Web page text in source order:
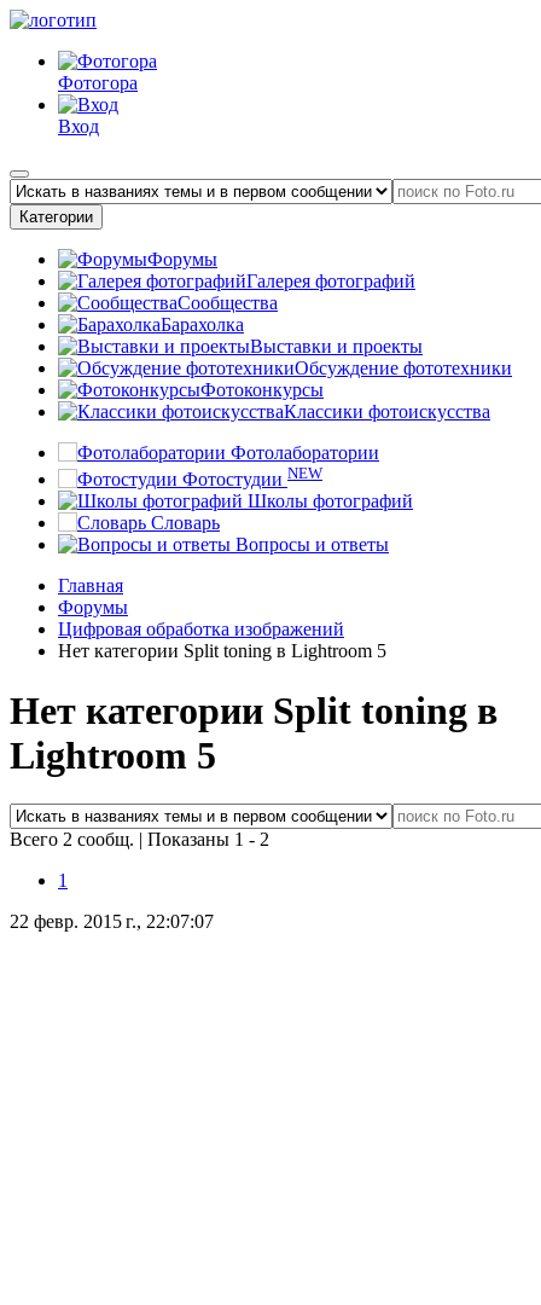
Фотогора
Вход
Категории
Форумы
Галерея фотографий
Сообщества
Барахолка
Выставки и проекты
Обсуждение фототехники
Фотоконкурсы
Классики фотоискусства
Фотолаборатории
Фотостудии NEW
Школы фотографий
Словарь
Вопросы и ответы
Главная
Форумы
Цифровая обработка изображений
Нет категории Split toning в Lightroom 5
Нет категории Split toning в
Lightroom 5
Всего 2 сообщ. | Показаны 1 - 2
1
22 февр. 2015 г., 22:07:07